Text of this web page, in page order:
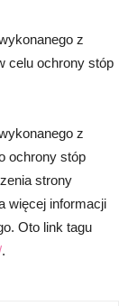
z
celu ochrony stóp
z
ochrony stóp
strony
więcej informacji
Oto link tagu
.